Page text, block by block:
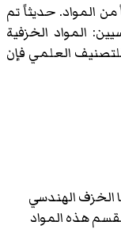
المواد. حديثاً تم
المواد الخزفية
للتصنيف العلمي فإن
الخزف الهندسي
هذه المواد